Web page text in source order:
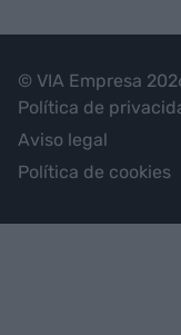
© VIA Empresa
Política de
Aviso legal
Política de cookies